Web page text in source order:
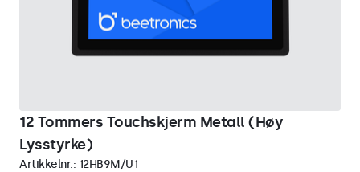
12 Tommers Touchskjerm Metall (Høy
Lysstyrke)
Artikkelnr.: 12HB9M/U1